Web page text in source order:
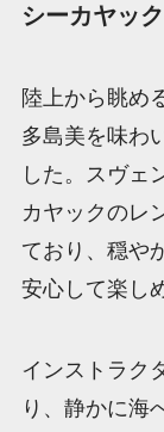
シーカヤッ
陸上から眺め
多島美を味わ
した。スヴェ
カヤックのレ
ており、穏や
安心して楽し
インストラク
り、静かに海